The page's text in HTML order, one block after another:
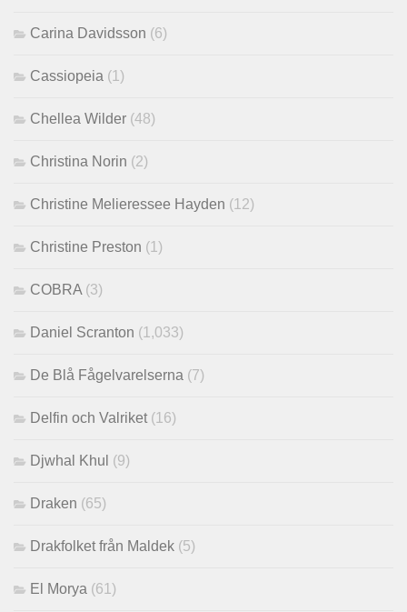
Carina Davidsson (6)
Cassiopeia (1)
Chellea Wilder (48)
Christina Norin (2)
Christine Melieressee Hayden (12)
Christine Preston (1)
COBRA(3)
Daniel Scranton (1,033)
De Blå Fågelvarelserna (7)
Delfin och Valriket(16)
Djwhal Khul (9)
Draken (65)
Drakfolket från Maldek (5)
El Morya (61)